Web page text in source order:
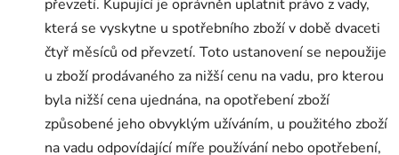
převzetí. Kupující je oprávněn uplatnit právo z vady,
která se vyskytne u spotřebního zboží v době dvaceti
čtyř měsíců od převzetí. Toto ustanovení se nepoužije
u zboží prodávaného za nižší cenu na vadu, pro kterou
byla nižší cena ujednána, na opotřebení zboží
způsobené jeho obvyklým užíváním, u použitého zboží
na vadu odpovídající míře používání nebo opotřebení,